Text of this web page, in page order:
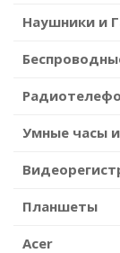
Наушники и
Умные часы
Планшеты
Acer